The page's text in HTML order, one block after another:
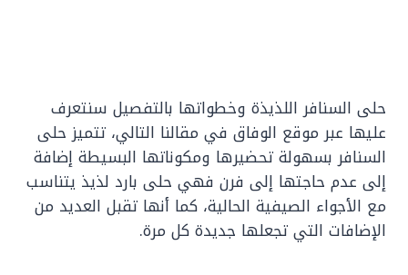
حلى السنافر اللذيذة وخطواتها بالتفصيل سنتعرف
عليها عبر موقع الوفاق في مقالنا التالي، تتميز حلى
السنافر بسهولة تحضيرها ومكوناتها البسيطة إضافة
إلى عدم حاجتها إلى فرن فهي حلى بارد لذيذ يتناسب
مع الأجواء الصيفية الحالية، كما أنها تقبل العديد من
الإضافات التي تجعلها جديدة كل مرة.